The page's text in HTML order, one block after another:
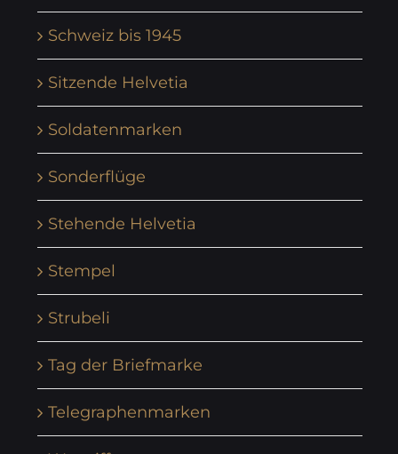
Schweiz bis 1945
Sitzende Helvetia
Soldatenmarken
Sonderflüge
Stehende Helvetia
Stempel
Strubeli
Tag der Briefmarke
Telegraphenmarken